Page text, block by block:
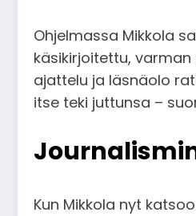
Ohjelmassa Mikkola
käsikirjoitettu,
ajattelu ja läsnäolo
itse teki juttunsa –
Kun Mikkola nyt